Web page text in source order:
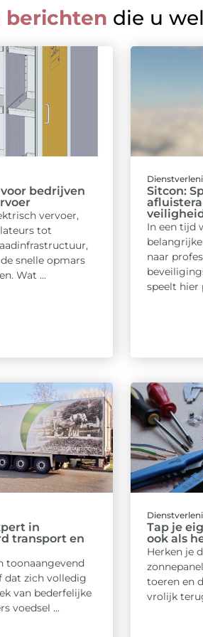
berichten die u
bedrijven
vervoer,
tot
snelle opmars
Wat ...
Sitcon:
In een tijd
naar
speelt hier
in
transport en
toonaangevend
dat zich volledig
van bederfelijke
voedsel ...
Tap je
ook als
Herken je
toeren en
vrolijk